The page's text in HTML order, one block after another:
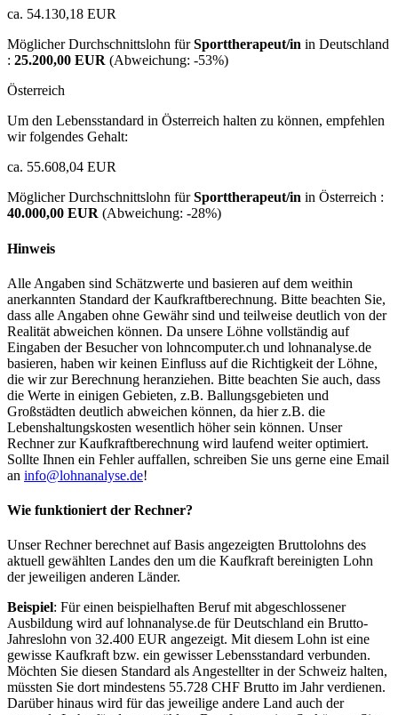
ca. 54.130,18 EUR
Möglicher Durchschnittslohn fürSporttherapeut/in in Deutschland
: 25.200,00 EUR (Abweichung: -53%)
Österreich
Um den Lebensstandard in Österreich halten zu können, empfehlen
wir folgendes Gehalt:
ca. 55.608,04 EUR
Möglicher Durchschnittslohn fürSporttherapeut/in in Österreich :
40.000,00 EUR (Abweichung: -28%)
Hinweis
Alle Angaben sind Schätzwerte und basieren auf dem weithin
anerkannten Standard der Kaufkraftberechnung. Bitte beachten Sie,
dass alle Angaben ohne Gewähr sind und teilweise deutlich von der
Realität abweichen können. Da unsere Löhne vollständig auf
Eingaben der Besucher von lohncomputer.ch und lohnanalyse.de
basieren, haben wir keinen Einfluss auf die Richtigkeit der Löhne,
die wir zur Berechnung heranziehen. Bitte beachten Sie auch, dass
die Werte in einigen Gebieten, z.B. Ballungsgebieten und
Großstädten deutlich abweichen können, da hier z.B. die
Lebenshaltungskosten wesentlich höher sein können. Unser
Rechner zur Kaufkraftberechnung wird laufend weiter optimiert.
Sollte Ihnen ein Fehler auffallen, schreiben Sie uns gerne eine Email
an info@lohnanalyse.de!
Wie funktioniert der Rechner?
Unser Rechner berechnet auf Basis angezeigten Bruttolohns des
aktuell gewählten Landes den um die Kaufkraft bereinigten Lohn
der jeweiligen anderen Länder.
Beispiel: Für einen beispielhaften Beruf mit abgeschlossener
Ausbildung wird auf lohnanalyse.de für Deutschland ein Brutto-
Jahreslohn von 32.400 EUR angezeigt. Mit diesem Lohn ist eine
gewisse Kaufkraft bzw. ein gewisser Lebensstandard verbunden.
Möchten Sie diesen Standard als Angestellter in der Schweiz halten,
müssten Sie dort mindestens 55.728 CHF Brutto im Jahr verdienen.
Darüber hinaus wird für das jeweilige andere Land auch der